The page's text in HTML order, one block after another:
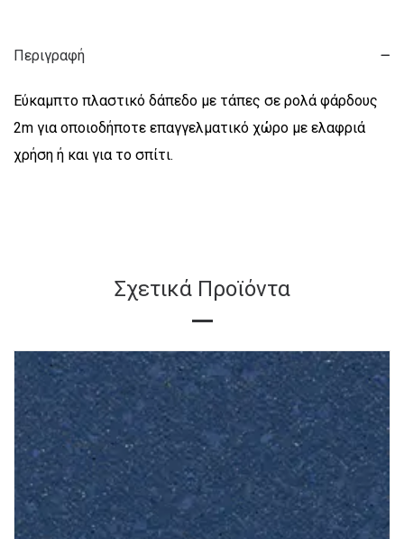
Περιγραφή
Εύκαμπτο πλαστικό δάπεδο με τάπες σε ρολά φάρδους
2m για οποιοδήποτε επαγγελματικό χώρο με ελαφριά
χρήση ή και για το σπίτι.
Σχετικά Προϊόντα